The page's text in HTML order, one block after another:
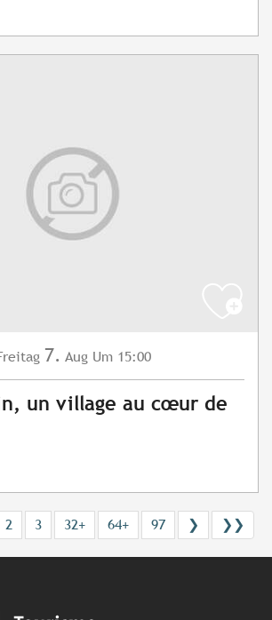
7. Aug Um 15:00
un village au cœur de
2 3 32+ 64+ 97 ❯ ❯❯